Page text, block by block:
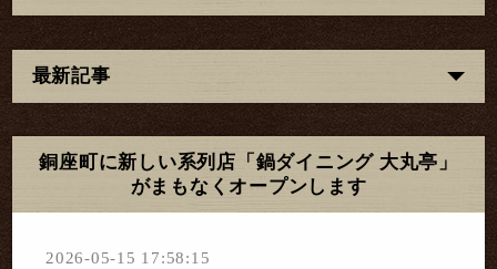
最新記事
銅座町に新しい系列店「鍋ダイニング 大丸亭」
がまもなくオープンします
2026-05-15 17:58:15